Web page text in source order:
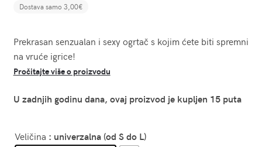
Dostava samo 3,00€
Prekrasan senzualan i sexy ogrtač s kojim ćete biti spremni
na vruće igrice!
Pročitajte više o proizvodu
U zadnjih godinu dana, ovaj proizvod je kupljen 15 puta
Veličina : univerzalna (od S do L)